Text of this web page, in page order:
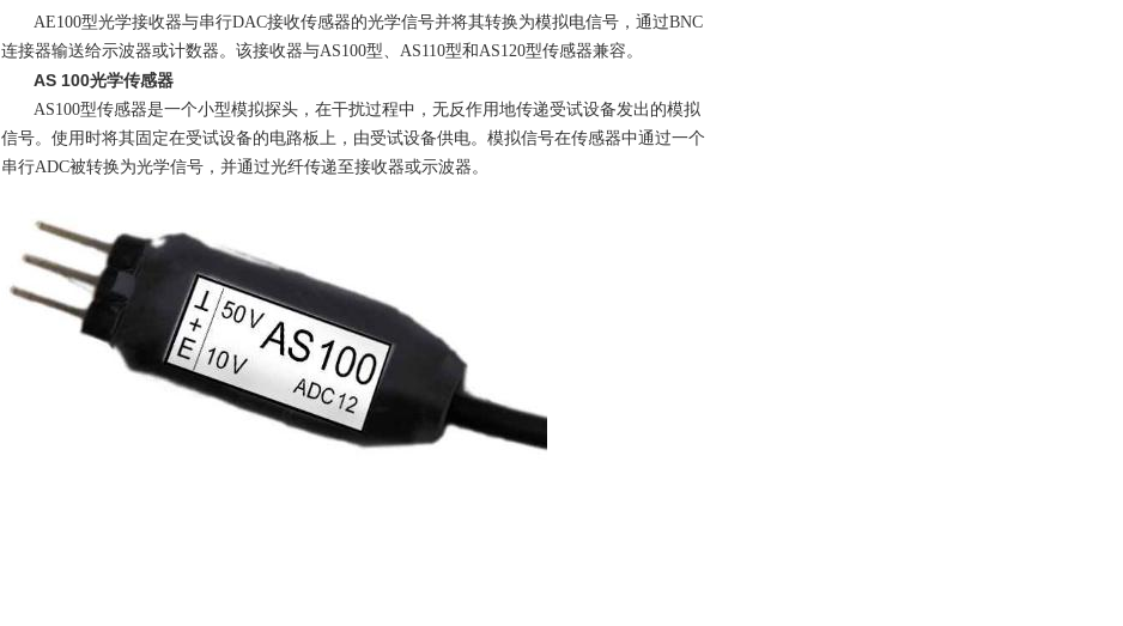
AE100型光学接收器与串行DAC接收传感器的光学信号并将其转换为模拟电信号，通过BNC
连接器输送给示波器或计数器。该接收器与AS100型、AS110型和AS120型传感器兼容。
AS 100光学传感器
AS100型传感器是一个小型模拟探头，在干扰过程中，无反作用地传递受试设备发出的模拟
信号。使用时将其固定在受试设备的电路板上，由受试设备供电。模拟信号在传感器中通过一个
串行ADC被转换为光学信号，并通过光纤传递至接收器或示波器。